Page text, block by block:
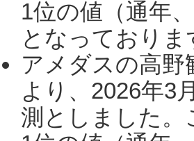
1位の値（通年
となっており
アメダスの高野
より、2026年3
測としました。